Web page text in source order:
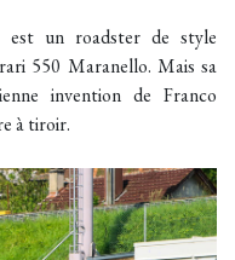
est un roadster de style
550 Maranello. Mais sa
invention de Franco
à tiroir.